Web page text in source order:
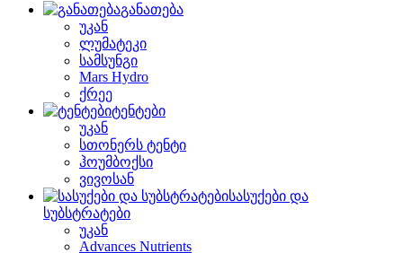
განათება
უკან
ლუმატეკი
სამსუნგი
Mars Hydro
ქრეე
ტენტები
უკან
სთონერს ტენტი
ჰოუმბოქსი
ვივოსან
სასუქები და
სუბსტრატები
უკან
Advances Nutrients